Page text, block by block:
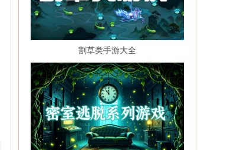
割草类手游大全